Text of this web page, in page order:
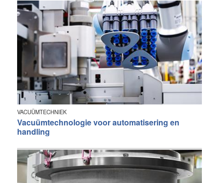
VACUÜMTECHNIEK
Vacuümtechnologie voor automatisering en
handling